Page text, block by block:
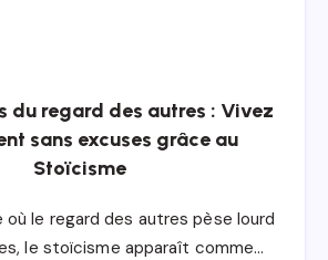
du regard des autres : Vivez
sans excuses grâce au
Stoïcisme
où le regard des autres pèse lourd
le stoïcisme apparaît comme…